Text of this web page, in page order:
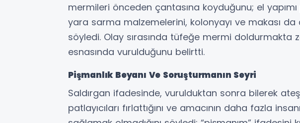
mermileri önceden çantasına koyduğunu; el yapımı
yara sarma malzemelerini, kolonyayı ve makası
söyledi. Olay sırasında tüfeğe mermi doldurmakta
esnasında vurulduğunu belirtti.
Pişmanlık Beyanı Ve Soruşturmanın Seyri
Saldırgan ifadesinde, vurulduktan sonra bilerek
patlayıcıları fırlattığını ve amacının daha fazla